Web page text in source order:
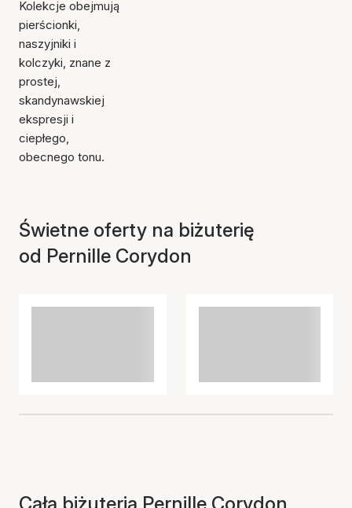
Kolekcje obejmują
pierścionki,
naszyjniki i
kolczyki, znane z
prostej,
skandynawskiej
ekspresji i
ciepłego,
obecnego tonu.
Świetne oferty na biżuterię
od Pernille Corydon